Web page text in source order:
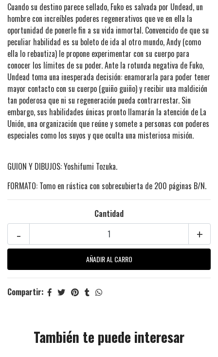
Cuando su destino parece sellado, Fuko es salvada por Undead, un
hombre con increíbles poderes regenerativos que ve en ella la
oportunidad de ponerle fin a su vida inmortal. Convencido de que su
peculiar habilidad es su boleto de ida al otro mundo, Andy (como
ella lo rebautiza) le propone experimentar con su cuerpo para
conocer los límites de su poder. Ante la rotunda negativa de Fuko,
Undead toma una inesperada decisión: enamorarla para poder tener
mayor contacto con su cuerpo (guiño guiño) y recibir una maldición
tan poderosa que ni su regeneración pueda contrarrestar. Sin
embargo, sus habilidades únicas pronto llamarán la atención de La
Unión, una organización que reúne y somete a personas con poderes
especiales como los suyos y que oculta una misteriosa misión.
GUION Y DIBUJOS: Yoshifumi Tozuka.
FORMATO: Tomo en rústica con sobrecubierta de 200 páginas B/N.
Cantidad
+
-
Compartir:
También te puede interesar